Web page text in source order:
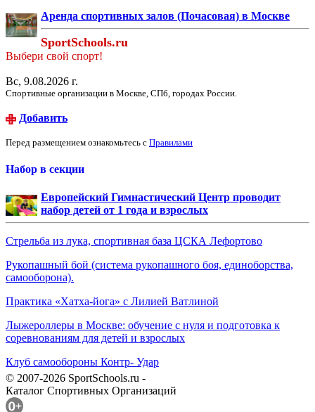
Аренда спортивных залов (Почасовая) в Москве
SportSchools.ru
Выбери свой спорт!
Вс, 9.08.2026 г.
Спортивные организации в Москве, СПб, городах России.
Добавить
Перед размещением ознакомьтесь с Правилами
Набор в секции
Европейский Гимнастический Центр проводит
набор детей от 1 года и взрослых
Стрельба из лука, спортивная база ЦСКА Лефортово
Рукопашный бой (система рукопашного боя, единоборства,
самооборона).
Практика «Хатха-йога» с Лилией Ватлиной
Лыжероллеры в Москве: обучение с нуля и подготовка к
соревнованиям для детей и взрослых
Клуб самообороны Контр- Удар
© 2007-2026 SportSchools.ru -
Каталог Спортивных Организаций